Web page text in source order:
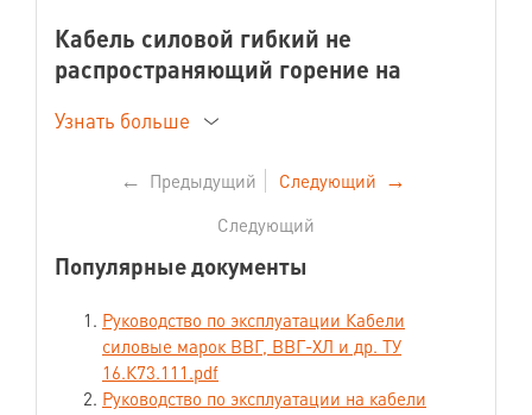
Кабель силовой гибкий не
распространяющий горение на
напряжение 10 кВ
HoldMine* КГпЭНШ-10
ТУ 16.К73.088-2008 «Кабели силовые
гибкие на напряжение 10 кВ»
ГОСТ 31945-2012 «Кабели гибкие и
шнуры для подземных и открытых
горных работ»
Назначение
Кабель предназначен для
Узнать больше
← Предыдущий Следующий →
Следующий
Популярные документы
Руководство по эксплуатации Кабели
силовые марок ВВГ, ВВГ-ХЛ и др. ТУ
16.К73.111.pdf
Руководство по эксплуатации на кабели